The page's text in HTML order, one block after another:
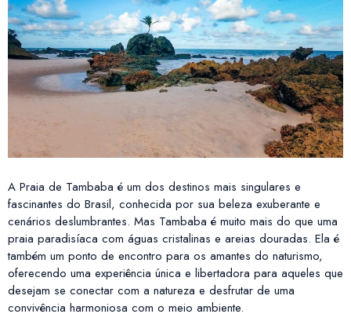
A Praia de Tambaba é um dos destinos mais singulares e
fascinantes do Brasil, conhecida por sua beleza exuberante e
cenários deslumbrantes. Mas Tambaba é muito mais do que uma
praia paradisíaca com águas cristalinas e areias douradas. Ela é
também um ponto de encontro para os amantes do naturismo,
oferecendo uma experiência única e libertadora para aqueles que
desejam se conectar com a natureza e desfrutar de uma
convivência harmoniosa com o meio ambiente.